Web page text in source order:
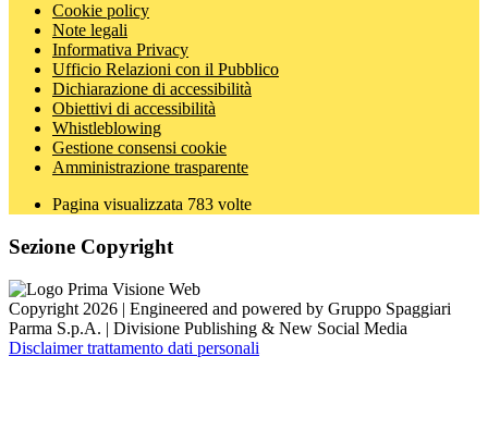
Cookie policy
Note legali
Informativa Privacy
Ufficio Relazioni con il Pubblico
Dichiarazione di accessibilità
Obiettivi di accessibilità
Whistleblowing
Gestione consensi cookie
Amministrazione trasparente
Pagina visualizzata 783 volte
Sezione Copyright
Copyright 2026 | Engineered and powered by Gruppo Spaggiari
Parma S.p.A. | Divisione Publishing & New Social Media
Disclaimer trattamento dati personali